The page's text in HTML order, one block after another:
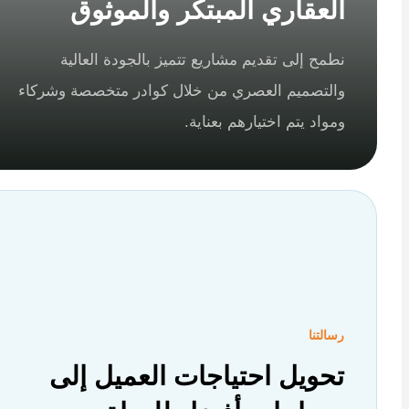
العقاري المبتكر والموثوق
نطمح إلى تقديم مشاريع تتميز بالجودة العالية
والتصميم العصري من خلال كوادر متخصصة وشركاء
ومواد يتم اختيارهم بعناية.
تحويل احتياجات العميل إلى